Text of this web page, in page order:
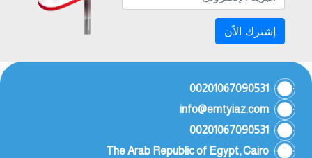
إشترك الاًن
00201067090531
info@emtyiaz.com
00201067090531
The Arab Republic of Egypt, Cairo